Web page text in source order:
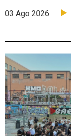
03 Ago 2026